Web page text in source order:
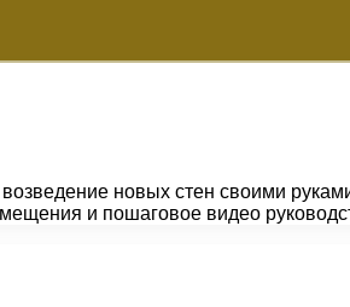
новых стен своими
и пошаговое видео